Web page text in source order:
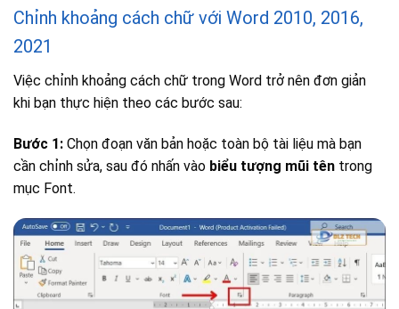
Chỉnh khoảng cách chữ với Word 2010, 2016,
2021
Việc chỉnh khoảng cách chữ trong Word trở nên đơn giản
khi bạn thực hiện theo các bước sau:
Bước 1: Chọn đoạn văn bản hoặc toàn bộ tài liệu mà bạn
cần chỉnh sửa, sau đó nhấn vào biểu tượng mũi tên trong
mục Font.